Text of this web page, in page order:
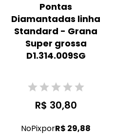
Pontas
Diamantadas linha
Standard - Grana
Super grossa
D1.314.009SG
R$ 30,80
NoPixporR$ 29,88